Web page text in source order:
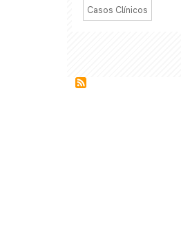
Casos Clínicos